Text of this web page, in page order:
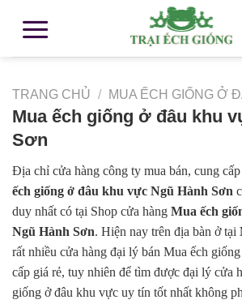
TRANG CHỦ / MUA ẾCH GIỐNG Ở
Mua ếch giống ở đâu khu
Sơn
Địa chỉ cửa hàng công ty mua bán, cung
ếch giống ở đâu khu vực Ngũ Hành Sơn
duy nhất có tại Shop cửa hàng Mua ếch
Ngũ Hành Sơn. Hiện nay trên địa bàn ở tại
rất nhiều cửa hàng đại lý bán Mua ếch
cấp giá rẻ, tuy nhiên để tìm được đại lý cửa
giống ở đâu khu vực uy tín tốt nhất không